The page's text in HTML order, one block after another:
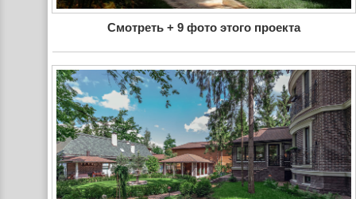
Смотреть + 9 фото этого проекта